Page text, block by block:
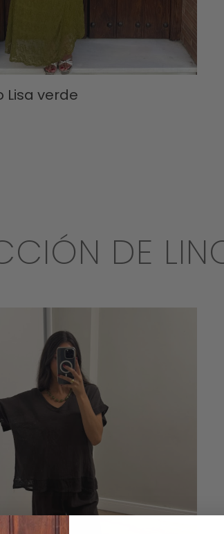
Lisa verde
DE